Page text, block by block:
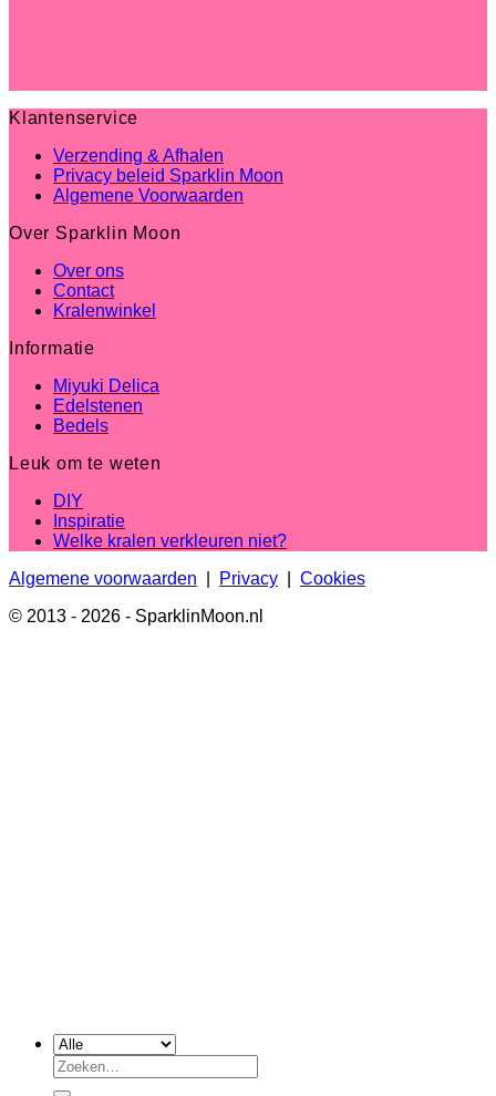
Klantenservice
Verzending & Afhalen
Privacy beleid Sparklin Moon
Algemene Voorwaarden
Over Sparklin Moon
Over ons
Contact
Kralenwinkel
Informatie
Miyuki Delica
Edelstenen
Bedels
Leuk om te weten
DIY
Inspiratie
Welke kralen verkleuren niet?
Algemene voorwaarden
Privacy
Cookies
© 2013 - 2026 - SparklinMoon.nl
Zoeken
naar: